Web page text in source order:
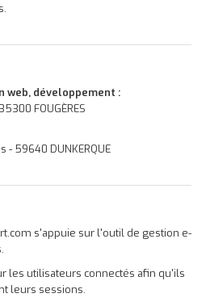
web, développement :
FOUGÈRES
- 59640 DUNKERQUE
s'appuie sur l'outil de gestion e-
les utilisateurs connectés afin qu'ils
leurs sessions.